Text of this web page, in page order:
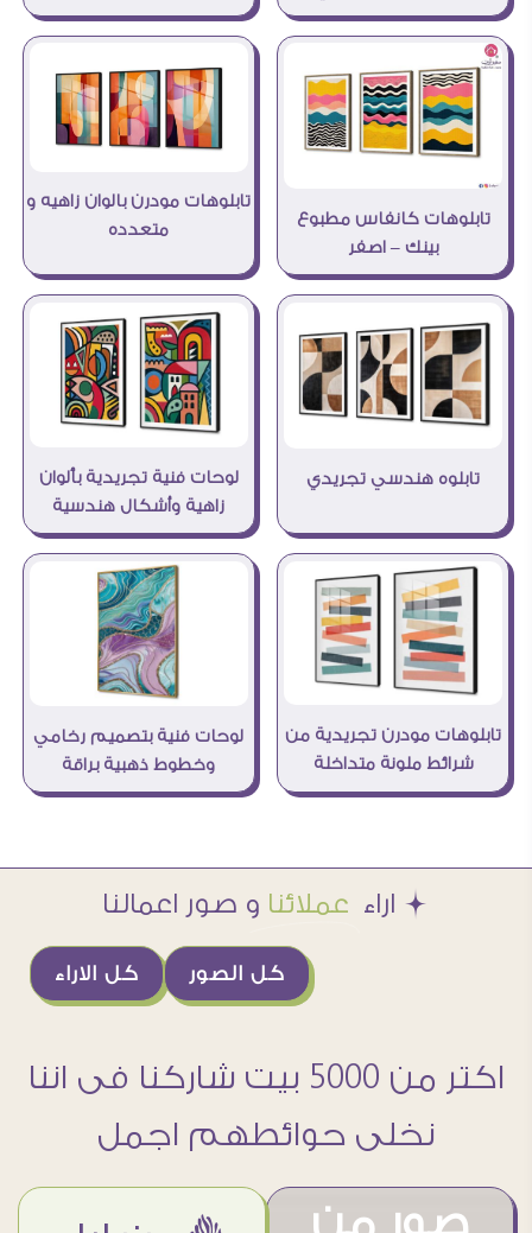
تابلوهات كانفاس مطبوع
بينك – اصفر
تابلوهات مودرن بالوان زاهيه و
متعدده
تابلوه هندسي تجريدي
لوحات فنية تجريدية بألوان
زاهية وأشكال هندسية
تابلوهات مودرن تجريدية من
شرائط ملونة متداخلة
لوحات فنية بتصميم رخامي
وخطوط ذهبية براقة
Æ اراء عملائنا و صور اعمالنا
كل الاراء كل الصور
اكتر من 5000 بيت شاركنا فى اننا
نخلى حوائطهم اجمل
صور من